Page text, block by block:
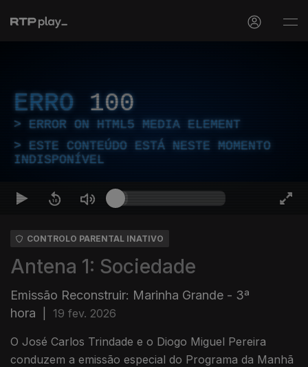
ERRO 100
ERROR ON HTML5 MEDIA ELEMENT
ESTE CONTEÚDO ESTÁ NESTE MOMENTO
INDISPONÍVEL
CONTROLO PARENTAL INATIVO
Antena 1: Sociedade
Emissão Reconstruir: Marinha Grande - 3ª
hora
19 fev. 2026
O José Carlos Trindade e o Diogo Miguel Pereira
conduzem a emissão especial do Programa da Manhã